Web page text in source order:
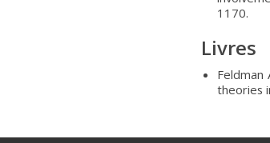
1170.
Livres
Feldman
theories